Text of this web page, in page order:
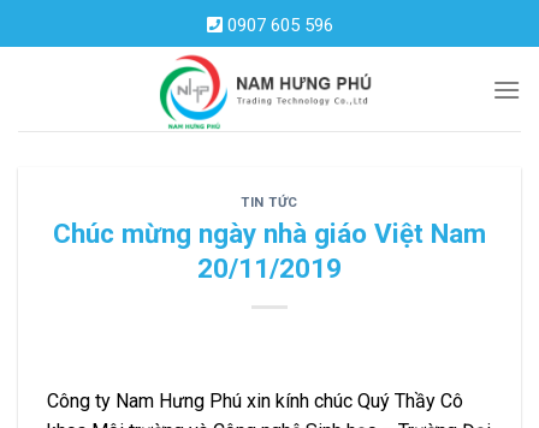
to
0907 605 596
TIN TỨC
Chúc mừng ngày nhà giáo Việt Nam
20/11/2019
Công ty Nam Hưng Phú xin kính chúc Quý Thầy Cô